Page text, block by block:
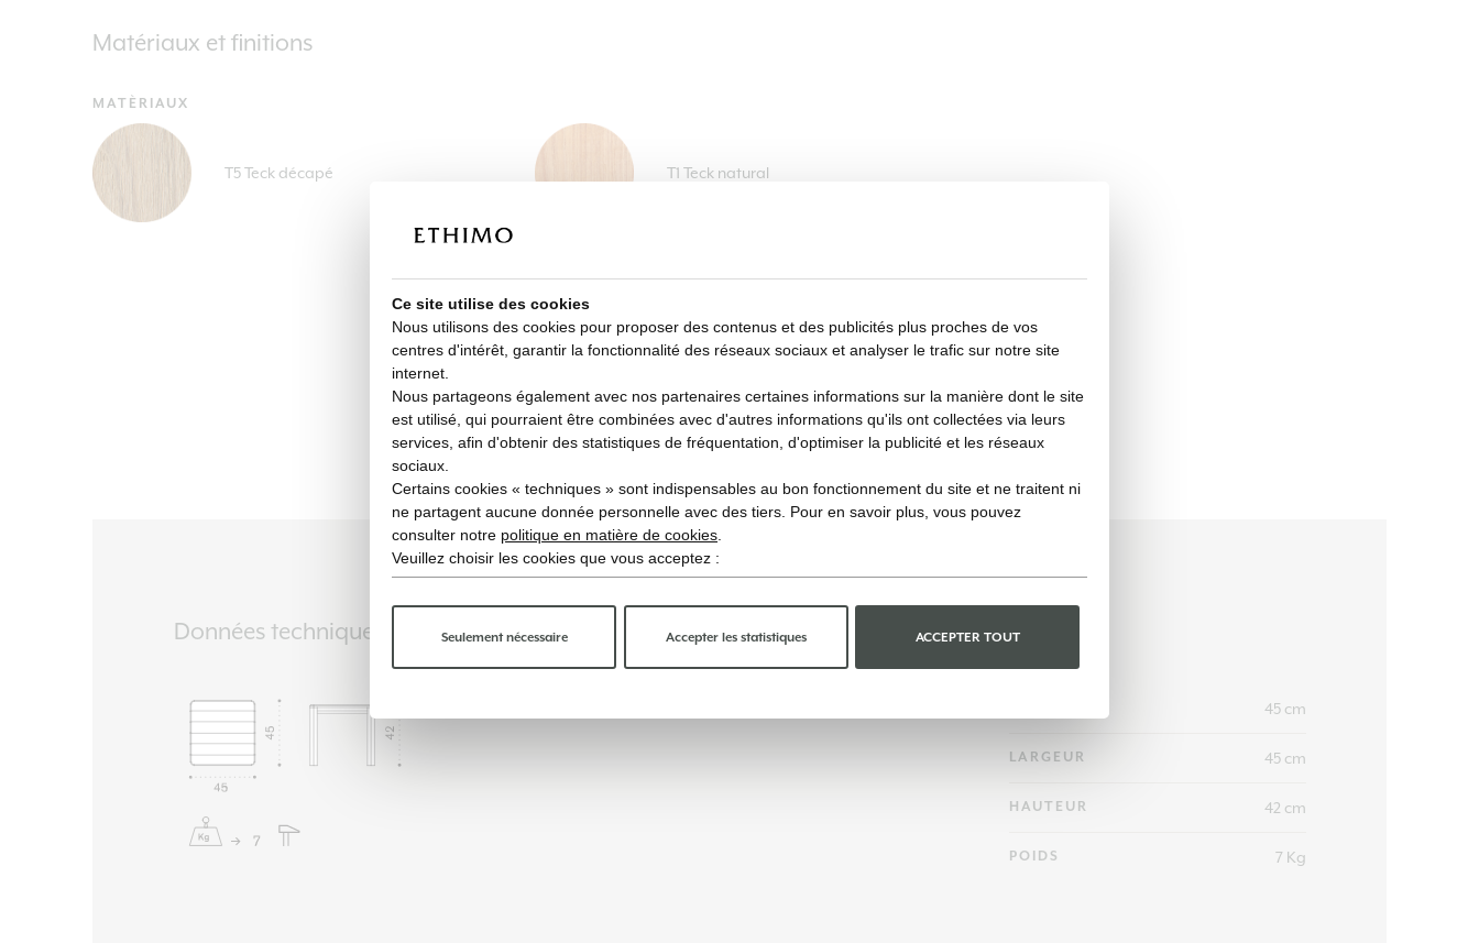
Matériaux et finitions
MATÈRIAUX
T5 Teck décapé T1 Teck natural
Données techniques
45 cm
LARGEUR 45 cm
HAUTEUR 42 cm
POIDS 7 Kg
Ce site utilise des cookies
Nous utilisons des cookies pour proposer des contenus et des publicités plus proches de vos
centres d'intérêt, garantir la fonctionnalité des réseaux sociaux et analyser le trafic sur notre site
internet.
Nous partageons également avec nos partenaires certaines informations sur la manière dont le site
est utilisé, qui pourraient être combinées avec d'autres informations qu'ils ont collectées via leurs
services, afin d'obtenir des statistiques de fréquentation, d'optimiser la publicité et les réseaux
sociaux.
Certains cookies « techniques » sont indispensables au bon fonctionnement du site et ne traitent ni
ne partagent aucune donnée personnelle avec des tiers. Pour en savoir plus, vous pouvez
consulter notre politique en matière de cookies.
Veuillez choisir les cookies que vous acceptez :
Seulement nécessaire Accepter les statistiques ACCEPTER TOUT